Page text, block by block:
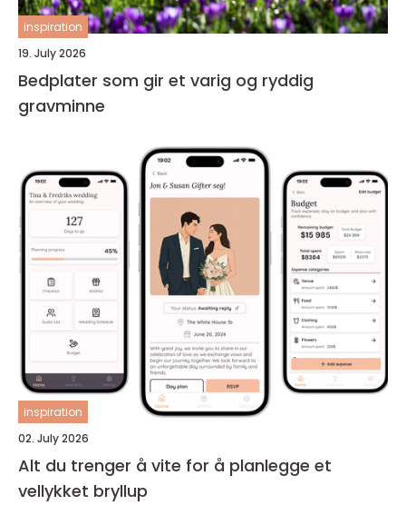
inspiration
19. July 2026
Bedplater som gir et varig og ryddig
gravminne
inspiration
02. July 2026
Alt du trenger å vite for å planlegge et
vellykket bryllup